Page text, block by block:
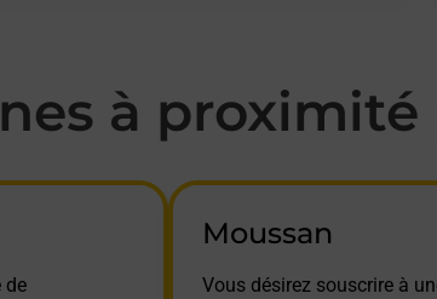
à
de
Moussan
Vous désirez souscrire à